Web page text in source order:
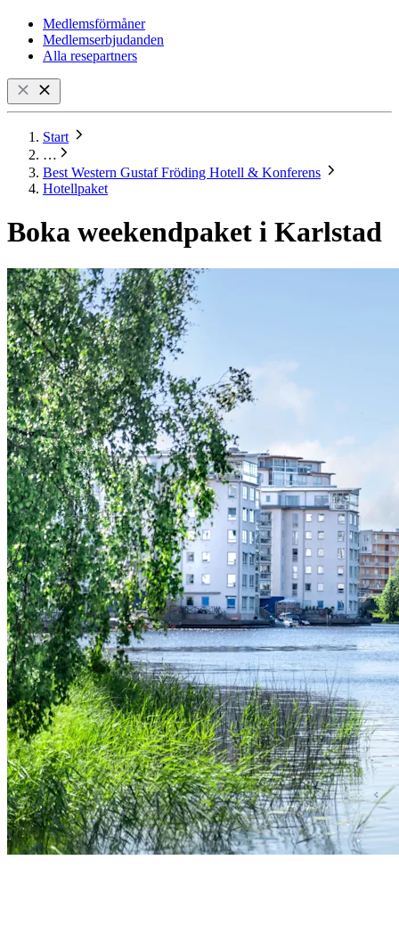
Medlemsförmåner
Medlemserbjudanden
Alla resepartners
Start
…
Best Western Gustaf Fröding Hotell & Konferens
Hotellpaket
Boka weekendpaket i Karlstad